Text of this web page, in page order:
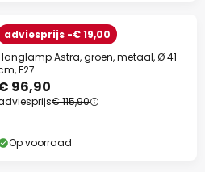
adviesprijs -€ 19,00
Astra, groen, metaal, Ø 41
E27
96,90
€ 115,90
Op voorraad